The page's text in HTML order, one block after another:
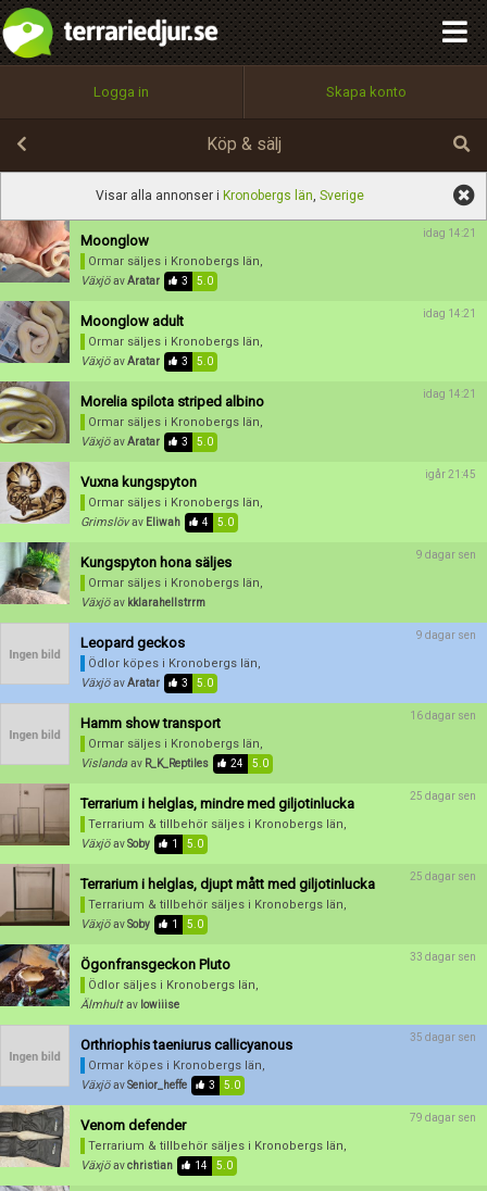
Logga in Skapa konto
Namn:
Beskrivning:
Förnya annons
Kan förnyas om
Aktivera annons
Inaktivera annons
Radera annons
Redigera annons
Alla Positiva Negativa
Köp & sälj
Visar alla annonser i Kronobergs län, Sverige
Moonglow
Ormar säljes i Kronobergs län,
Växjö avAratar 3 5.0
idag 14:21
Moonglow adult
Ormar säljes i Kronobergs län,
Växjö avAratar 3 5.0
idag 14:21
Morelia spilota striped albino
Ormar säljes i Kronobergs län,
Växjö avAratar 3 5.0
idag 14:21
Vuxna kungspyton
Ormar säljes i Kronobergs län,
Grimslöv av Eliwah 4 5.0
igår 21:45
Kungspyton hona säljes
Ormar säljes i Kronobergs län,
Växjö av kklarahellstrrm
9 dagar sen
Leopard geckos
Ödlor köpes i Kronobergs län,
Växjö avAratar 3 5.0
9 dagar sen
Hamm show transport
Ormar säljes i Kronobergs län,
Vislanda av R_K_Reptiles 24 5.0
16 dagar sen
Terrarium i helglas, mindre med giljotinlucka
Terrarium & tillbehör säljes i Kronobergs län,
Växjö avSoby 1 5.0
25 dagar sen
Terrarium i helglas, djupt mått med giljotinlucka
Terrarium & tillbehör säljes i Kronobergs län,
Växjö avSoby 1 5.0
25 dagar sen
Ögonfransgeckon Pluto
Ödlor säljes i Kronobergs län,
Älmhult av lowiiise
33 dagar sen
Orthriophis taeniurus callicyanous
Ormar köpes i Kronobergs län,
Växjö avSenior_heffe 3 5.0
35 dagar sen
Venom defender
Terrarium & tillbehör säljes i Kronobergs län,
Växjö avchristian 14 5.0
79 dagar sen
Utför
100%
OK
integritetspolicy
Namn:
Epost:
Användarnamn:
Lösenord:
Terms of Service
Begär nytt lösenord
Tillbaka till förstasidan